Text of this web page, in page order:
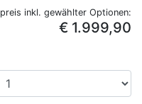
inkl. gewählter Optionen:
€ 1.999,90